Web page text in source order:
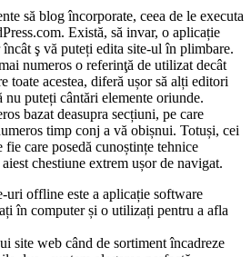
să blog încorporate, ceea de le executa
Există, să invar, o aplicație
ş vă puteți edita site-ul în plimbare.
numeros o referinţă de utilizat decât
toate acestea, diferă ușor să alți editori
puteți cântări elemente oriunde.
bazat deasupra secțiuni, pe care
timp conj a vă obișnui. Totuși, cei
care posedă cunoștințe tehnice
chestiune extrem ușor de navigat.
uri offline este a aplicație software
în computer și o utilizați pentru a afla
site web când de sortiment încadreze